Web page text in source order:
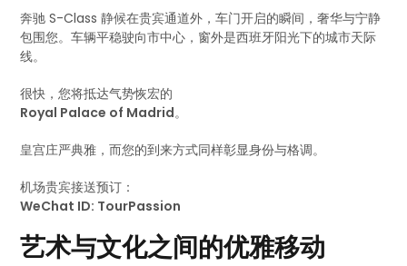
奔驰 S-Class 静候在贵宾通道外，车门开启的瞬间，奢华与宁静
包围您。车辆平稳驶向市中心，窗外是西班牙阳光下的城市天际
线。
很快，您将抵达气势恢宏的
Royal Palace of Madrid。
皇宫庄严典雅，而您的到来方式同样彰显身份与格调。
机场贵宾接送预订：
WeChat ID: TourPassion
艺术与文化之间的优雅移动